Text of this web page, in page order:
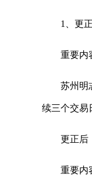
1、更
重要内
苏州明
续三个交易
更正后
重要内